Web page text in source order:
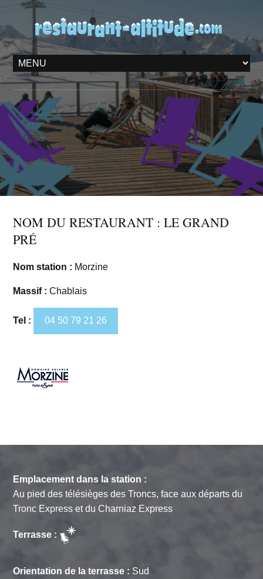
NOM DU RESTAURANT : LE GRAND
PRÉ
Nom station : Morzine
Massif : Chablais
Tel : 04 50 79 21 26
Emplacement dans la station :
Au pied des télésièges des Troncs, face aux départs du
Tronc Express et du Charniaz Express
Terrasse :
Orientation de la terrasse : Sud